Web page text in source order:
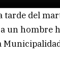
del
un hombre